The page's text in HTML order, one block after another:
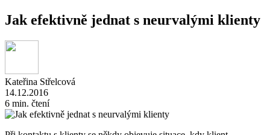
Jak efektivně jednat s neurvalými klienty
Kateřina Střelcová
14.12.2016
6 min. čtení